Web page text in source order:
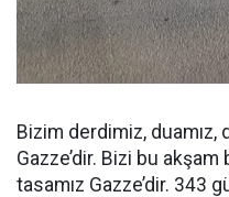
Bizim derdimiz, duamız,
Gazze’dir. Bizi bu
tasamız Gazze’dir. 343